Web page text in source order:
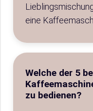
eine
Welche der 5
zu bedienen?